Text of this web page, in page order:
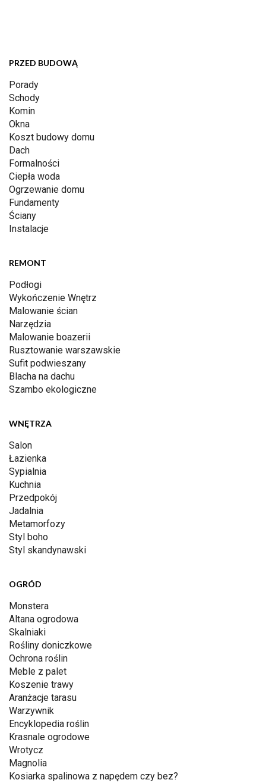
PRZED BUDOWĄ
Porady
Schody
Komin
Okna
Koszt budowy domu
Dach
Formalności
Ciepła woda
Ogrzewanie domu
Fundamenty
Ściany
Instalacje
REMONT
Podłogi
Wykończenie Wnętrz
Malowanie ścian
Narzędzia
Malowanie boazerii
Rusztowanie warszawskie
Sufit podwieszany
Blacha na dachu
Szambo ekologiczne
WNĘTRZA
Salon
Łazienka
Sypialnia
Kuchnia
Przedpokój
Jadalnia
Metamorfozy
Styl boho
Styl skandynawski
OGRÓD
Monstera
Altana ogrodowa
Skalniaki
Rośliny doniczkowe
Ochrona roślin
Meble z palet
Koszenie trawy
Aranżacje tarasu
Warzywnik
Encyklopedia roślin
Krasnale ogrodowe
Wrotycz
Magnolia
Kosiarka spalinowa z napędem czy bez?